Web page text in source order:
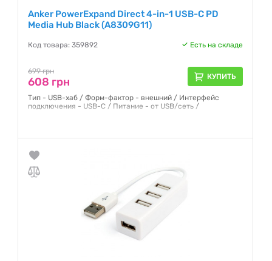
Anker PowerExpand Direct 4-in-1 USB-C PD
Media Hub Black (A8309G11)
Код товара: 359892 Есть на складе
699 грн
608 грн КУПИТЬ
Тип - USB-хаб / Форм-фактор - внешний / Интерфейс
подключения - USB-C / Питание - от USB/сеть /